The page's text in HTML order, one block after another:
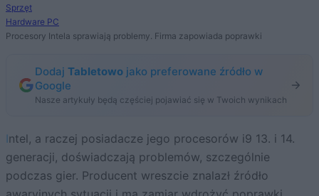
Sprzęt
Hardware PC
Procesory Intela sprawiają problemy. Firma zapowiada poprawki
Dodaj Tabletowo jako preferowane źródło w
Google
Nasze artykuły będą częściej pojawiać się w Twoich wynikach
Intel, a raczej posiadacze jego procesorów i9 13. i 14.
generacji, doświadczają problemów, szczególnie
podczas gier. Producent wreszcie znalazł źródło